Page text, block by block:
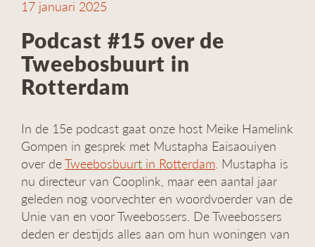
v
g
i
e
17 januari 2025
Podcast #15 over de
Tweebosbuurt in
Rotterdam
In de 15e podcast gaat onze host Meike Hamelink
Gompen in gesprek met Mustapha Eaisaouiyen
over deTweebosbuurt in Rotterdam. Mustapha is
nu directeur van Cooplink, maar een aantal jaar
geleden nog voorvechter en woordvoerder van de
Unie van en voor Tweebossers. De Tweebossers
deden er destijds alles aan om hun woningen van